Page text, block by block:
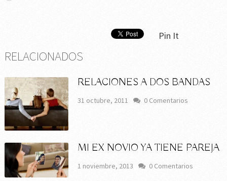
Pin It
RELACIONADOS
RELACIONES A DOS BANDAS
31 octubre, 2011 0 Comentarios
MI EX NOVIO YA TIENE PAREJA
1 noviembre, 2013 0 Comentarios